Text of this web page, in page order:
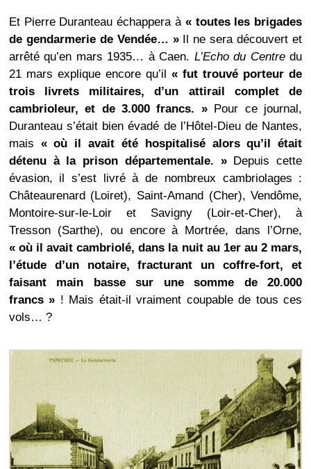
Et Pierre Duranteau échappera à « toutes les brigades
de gendarmerie de Vendée… » Il ne sera découvert et
arrêté qu’en mars 1935… à Caen. L’Echo du Centredu
21 mars explique encore qu’il« fut trouvé porteur de
trois livrets militaires, d’un attirail complet de
cambrioleur, et de 3.000 francs. »Pour ce journal,
Duranteau s’était bien évadé de l’Hôtel-Dieu de Nantes,
mais « où il avait été hospitalisé alors qu’il était
détenu à la prison départementale. »Depuis cette
évasion, il s’est livré à de nombreux cambriolages :
Châteaurenard (Loiret), Saint-Amand (Cher), Vendôme,
Montoire-sur-le-Loir et Savigny (Loir-et-Cher), à
Tresson (Sarthe), ou encore à Mortrée, dans l’Orne,
« où il avait cambriolé, dans la nuit au 1er au 2 mars,
l’étude d’un notaire, fracturant un coffre-fort, et
faisant main basse sur une somme de 20.000
francs » ! Mais était-il vraiment coupable de tous ces
vols… ?